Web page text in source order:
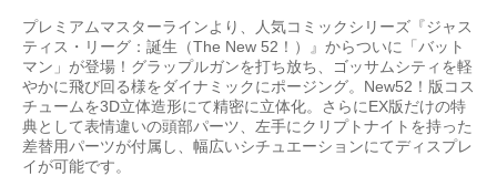
プレミアムマスターラインより、人気コミックシリーズ『ジャス
ティス・リーグ：誕生（The New 52！）』からついに「バット
マン」が登場！グラップルガンを打ち放ち、ゴッサムシティを軽
やかに飛び回る様をダイナミックにポージング。New52！版コス
チュームを3D立体造形にて精密に立体化。さらにEX版だけの特
典として表情違いの頭部パーツ、左手にクリプトナイトを持った
差替用パーツが付属し、幅広いシチュエーションにてディスプレ
イが可能です。